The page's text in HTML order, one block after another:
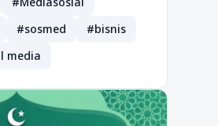
#sosmed
#bisnis
media